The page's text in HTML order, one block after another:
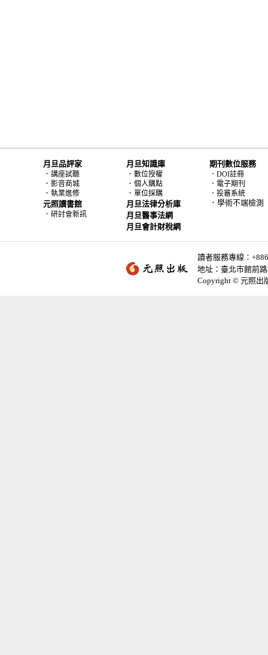
月旦品評家
． 講座試聽
． 影音商城
． 執業進修
元照讀書館
． 研討會新訊
月旦知識庫
． 數位授權
． 個人購點
． 單位採購
月旦法律分析庫
月旦醫事法網
月旦會計財稅網
期刊數位服務
．DOI註冊
．電子期刊
．投審系統
．學術不端檢測
讀者服務專線：
地址：臺北市館前
Copyright © 元照出